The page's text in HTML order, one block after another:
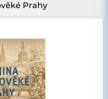
Prahy